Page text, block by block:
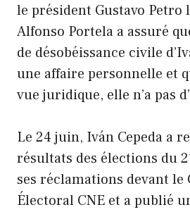
le président Gustavo Petro
Alfonso Portela a assuré
de désobéissance civile
une affaire personnelle et
vue juridique, elle n’a pas
Le 24 juin, Iván Cepeda a
résultats des élections du
ses réclamations devant le
Électoral CNE et a publié